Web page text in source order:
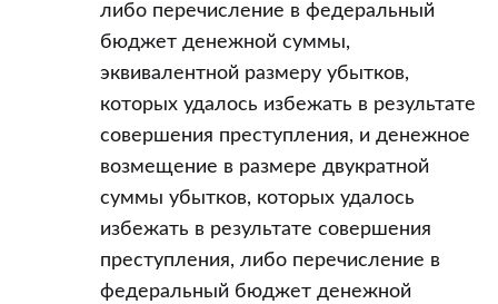
либо перечисление в федеральный
бюджет денежной суммы,
эквивалентной размеру убытков,
которых удалось избежать в результате
совершения преступления, и денежное
возмещение в размере двукратной
суммы убытков, которых удалось
избежать в результате совершения
преступления, либо перечисление в
федеральный бюджет денежной